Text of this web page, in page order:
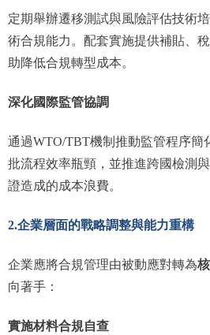
定期舉辦遷移測試與風險評估技術
術合規能力。配套實施提供補貼、
助降低合規轉型成本。
深化國際監管協調
通過WTO/TBT機制推動監管程序簡
批流程效率瓶頸，並推進跨國檢測
證造成的成本浪費。
2.企業層面的戰略調整與能力重構
企業應將合規管理由被動應對轉為
向著手：
實施材料合規自查